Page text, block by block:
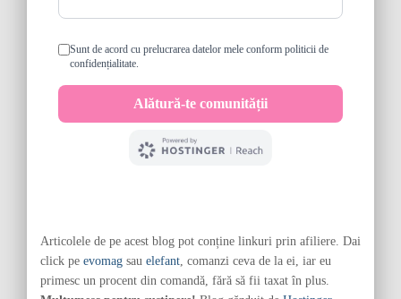
Articolele de pe acest blog pot conține linkuri prin afiliere. Dai
click pe evomag sau elefant, comanzi ceva de la ei, iar eu
primesc un procent din comandă, fără să fii taxat în plus.